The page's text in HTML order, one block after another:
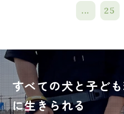
... 25
すべての犬と子ど
に生きられる